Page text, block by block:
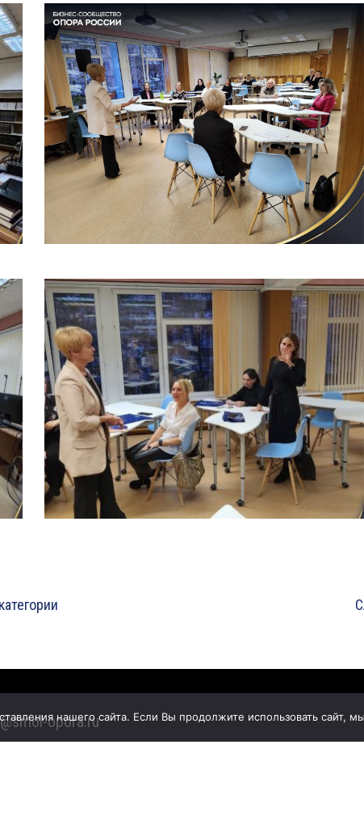
нашего сайта. Если Вы продолжите использовать сайт, мы
opora.ru